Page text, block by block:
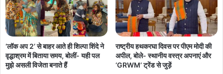
‘लॉक अप 2’ से बाहर आते ही शिल्पा शिंदे ने
वृद्धाश्रम में बिताया समय, बोलीं- यही पल
मुझे असली विजेता बनाते हैं
राष्ट्रीय हथकरघा दिवस पर पीएम मोदी की
अपील, बोले- स्थानीय वस्त्र अपनाएं और
‘GRWM’ ट्रेंड से जुड़ें